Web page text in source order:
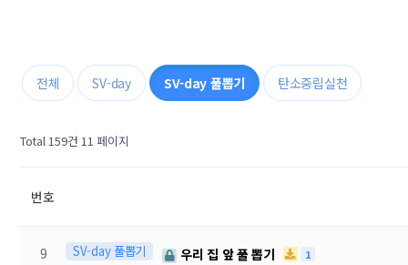
전체 SV-day SV-day 풀뽑기 탄소중립실천
Total 159건 11 페이지
번호
9 SV-day 풀뽑기 우리 집 앞 풀 뽑기 1